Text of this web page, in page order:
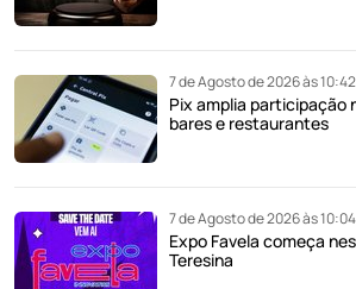
7 de Agosto de 2026 às 10:42
Pix amplia participação
bares e restaurantes
7 de Agosto de 2026 às 10:04
Expo Favela começa
Teresina